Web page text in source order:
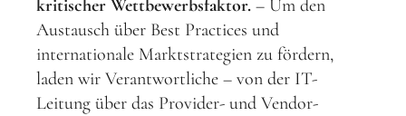
kritischer Wettbewerbsfaktor. – Um den
Austausch über Best Practices und
internationale Marktstrategien zu fördern,
laden wir Verantwortliche – von der IT-
Leitung über das Provider- und Vendor-